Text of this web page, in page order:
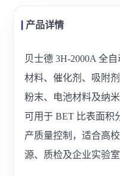
产品详情
贝士德 3H-2000A 全
材料、催化剂、吸附
粉末、电池材料及纳
可用于 BET 比表面积
产质量控制，适合高
源、质检及企业实验室